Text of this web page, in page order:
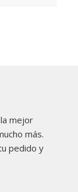
mejor
más.
pedido y